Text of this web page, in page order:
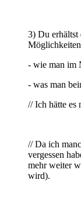
3) Du erhältst
- wie man im
- was man
// Ich hätte es
// Da ich
vergessen
mehr weiter
wird).